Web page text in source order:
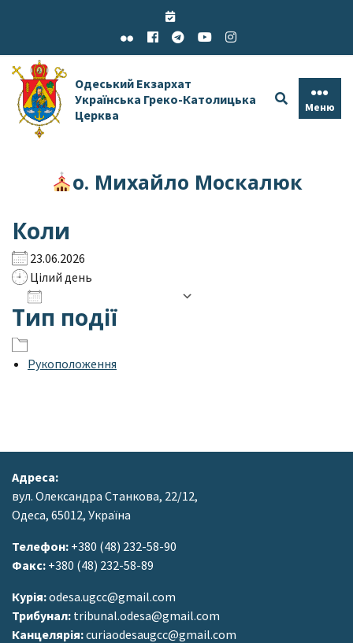
Одеський Екзархат
Українська Греко-Католицька
Церква
Меню
о. Михайло Москалюк
Коли
23.06.2026
Цілий день
Завантаження ICS
Тип події
Рукоположення
Адреса:
вул. Олександра Станкова, 22/12,
Одеса, 65012, Україна
Телефон: +380 (48) 232-58-90
Факс: +380 (48) 232-58-89
Курія:odesa.ugcc@gmail.com
Трибунал: tribunal.odesa@gmail.com
Канцелярія:curiaodesaugcc@gmail.com